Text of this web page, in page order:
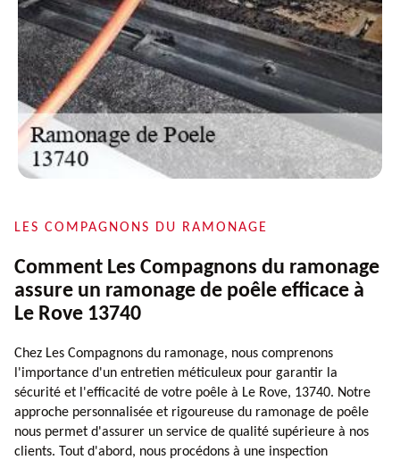
LES COMPAGNONS DU RAMONAGE
Comment Les Compagnons du ramonage
assure un ramonage de poêle efficace à
Le Rove 13740
Chez Les Compagnons du ramonage, nous comprenons
l'importance d'un entretien méticuleux pour garantir la
sécurité et l'efficacité de votre poêle à Le Rove, 13740. Notre
approche personnalisée et rigoureuse du ramonage de poêle
nous permet d'assurer un service de qualité supérieure à nos
clients. Tout d'abord, nous procédons à une inspection